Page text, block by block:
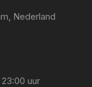
Nederland
uur